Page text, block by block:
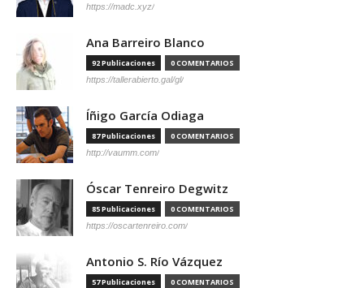
https://madc.xyz/
Ana Barreiro Blanco
92 Publicaciones 0 COMENTARIOS
https://tallerabierto.gal/gl/
Íñigo García Odiaga
87 Publicaciones 0 COMENTARIOS
http://vaumm.com/
Óscar Tenreiro Degwitz
85 Publicaciones 0 COMENTARIOS
https://oscartenreiro.com/
Antonio S. Río Vázquez
57 Publicaciones 0 COMENTARIOS